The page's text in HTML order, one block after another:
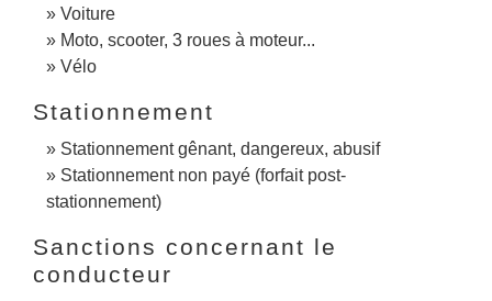
Voiture
Moto, scooter, 3 roues à moteur...
Vélo
Stationnement
Stationnement gênant, dangereux, abusif
Stationnement non payé (forfait post-
stationnement)
Sanctions concernant le
conducteur